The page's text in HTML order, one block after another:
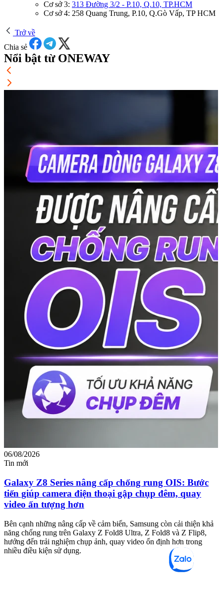
Cơ sở 3: 313 Đường 3/2 - P.10, Q.10, TP.HCM
Cơ sở 4: 258 Quang Trung, P.10, Q.Gò Vấp, TP HCM
Trở về
Chia sẻ
Nổi bật từ ONEWAY
06/08/2026
Tin mới
Galaxy Z8 Series nâng cấp chống rung OIS: Bước
tiến giúp camera điện thoại gập chụp đêm, quay
video ấn tượng hơn
Bên cạnh những nâng cấp về cảm biến, Samsung còn cải thiện khả
năng chống rung trên Galaxy Z Fold8 Ultra, Z Fold8 và Z Flip8,
hướng đến trải nghiệm chụp ảnh, quay video ổn định hơn trong
nhiều điều kiện sử dụng.